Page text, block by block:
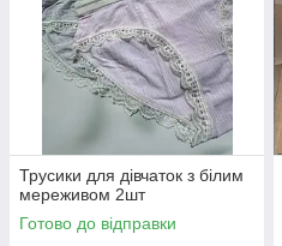
Трусики для дівчаток з білим
мереживом 2шт
Готово до відправки